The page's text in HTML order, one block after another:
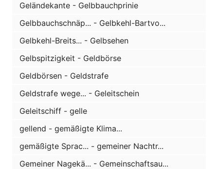
Geländekante - Gelbbauchprinie
Gelbbauchschnäp... - Gelbkehl-Bartvo...
Gelbkehl-Breits... - Gelbsehen
Gelbspitzigkeit - Geldbörse
Geldbörsen - Geldstrafe
Geldstrafe wege... - Geleitschein
Geleitschiff - gelle
gellend - gemäßigte Klima...
gemäßigte Sprac... - gemeiner Nachtr...
Gemeiner Nagekä... - Gemeinschaftsau...